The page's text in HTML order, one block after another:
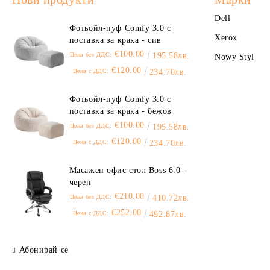
офис техника
Фотьойл-пуф Comfy 3.0 с
поставка за крака - сив
Цена без ДДС: €100.00 195.58лв.
Цена с ДДС: €120.00 234.70лв.
Фотьойл-пуф Comfy 3.0 с
поставка за крака - бежов
Цена без ДДС: €100.00 195.58лв.
Цена с ДДС: €120.00 234.70лв.
Масажен офис стол Boss 6.0 -
черен
Цена без ДДС: €210.00 410.72лв.
Цена с ДДС: €252.00 492.87лв.
Абонирай се
Dell
Xerox
Nowy Styl